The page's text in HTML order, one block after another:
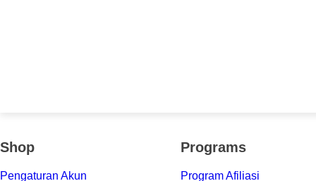
Shop
Pengaturan Akun
Programs
Program Afiliasi